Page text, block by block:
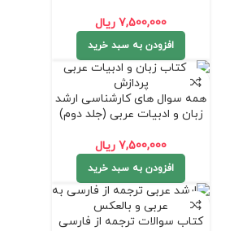
7,500,000 ریال
افزودن به سبد خرید
همه سوال های کارشناسی ارشد
زبان و ادبیات عربی (جلد دوم)
7,500,000 ریال
افزودن به سبد خرید
کتاب سوالات ترجمه از فارسی